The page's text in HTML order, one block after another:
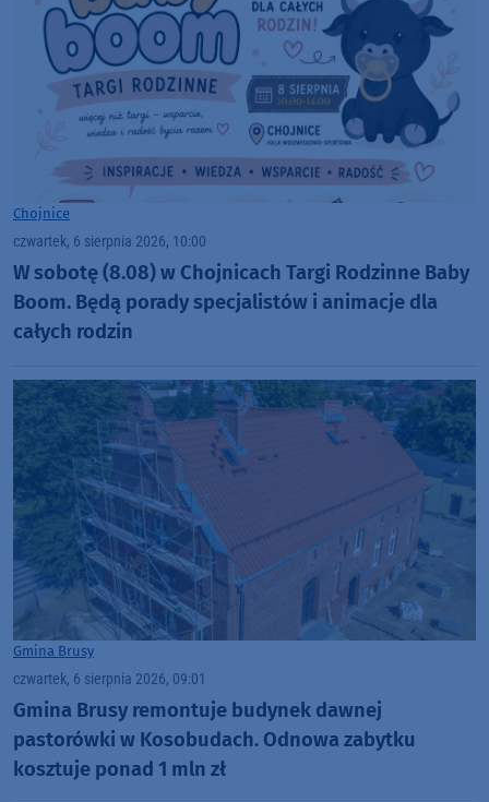
Chojnice
czwartek, 6 sierpnia 2026, 10:00
W sobotę (8.08) w Chojnicach Targi Rodzinne Baby
Boom. Będą porady specjalistów i animacje dla
całych rodzin
Gmina Brusy
czwartek, 6 sierpnia 2026, 09:01
Gmina Brusy remontuje budynek dawnej
pastorówki w Kosobudach. Odnowa zabytku
kosztuje ponad 1 mln zł